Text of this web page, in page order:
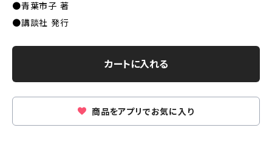
●青葉市子 著
●講談社 発行
カートに入れる
商品をアプリでお気に入り